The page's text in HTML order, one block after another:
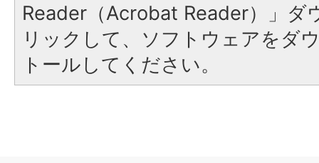
Reader（Acrobat Reader）」ダ
リックして、ソフトウェアをダ
トールしてください。